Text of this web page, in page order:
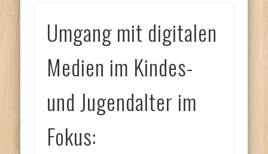
Umgang mit digitalen
Medien im Kindes-
und Jugendalter im
Fokus: